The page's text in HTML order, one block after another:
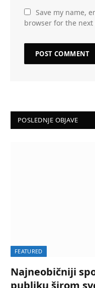
Save my name,
browser for the
POSLEDNJE OBJAVE
FEATURED
Najneobičniji
publiku širom